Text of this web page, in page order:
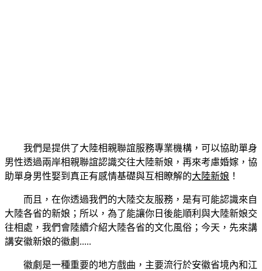
我們是提供了大陸相親聯誼服務專業機構，可以協助單身
男性透過兩岸相親聯誼認識交往大陸新娘，再來考慮婚嫁，協
助單身男性娶到真正有感情基礎與互相瞭解的大陸新娘 ！
而且，在你透過我們的大陸交友服務，是有可能認識來自
大陸各省的新娘；所以，為了能讓你日後能順利與大陸新娘交
往相處，我們會陸續介紹大陸各省的文化風俗；今天，先來講
講安徽新娘的徽劇.....
徽劇是一種重要的地方戲曲，主要流行於安徽省境內和江